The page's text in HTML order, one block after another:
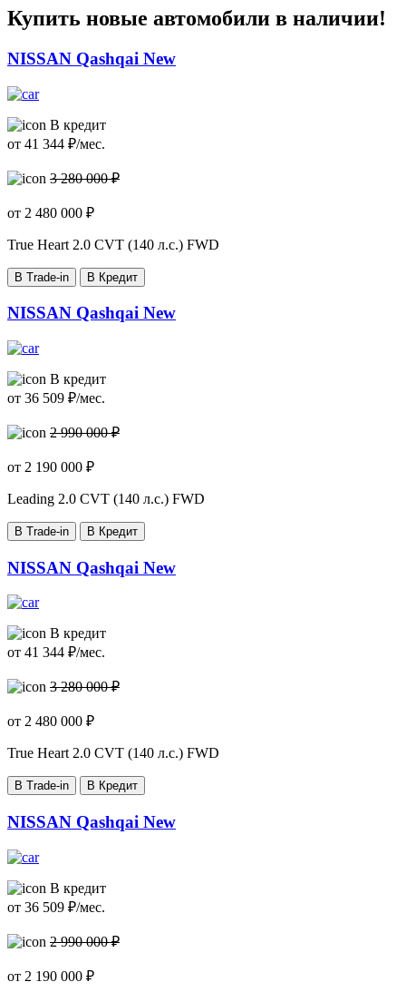
Купить новые автомобили в наличии!
NISSAN Qashqai New
В кредит
от 41 344 ₽/мес.
3 280 000 ₽
от 2 480 000 ₽
True Heart 2.0 CVT (140 л.с.) FWD
В Trade-in В Кредит
NISSAN Qashqai New
В кредит
от 36 509 ₽/мес.
2 990 000 ₽
от 2 190 000 ₽
Leading 2.0 CVT (140 л.с.) FWD
В Trade-in В Кредит
NISSAN Qashqai New
В кредит
от 41 344 ₽/мес.
3 280 000 ₽
от 2 480 000 ₽
True Heart2.0 CVT (140 л.с.) FWD
В Trade-in В Кредит
NISSAN Qashqai New
В кредит
от 36 509 ₽/мес.
2 990 000 ₽
от 2 190 000 ₽